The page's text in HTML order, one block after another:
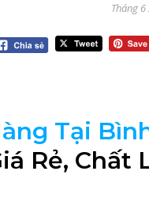
Tháng
Tại
Rẻ, Chất